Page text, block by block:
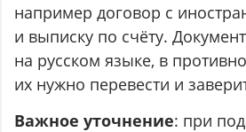
например договор с
и выписку по счёту.
на русском языке, в
их нужно перевести и
Важное уточнение: при